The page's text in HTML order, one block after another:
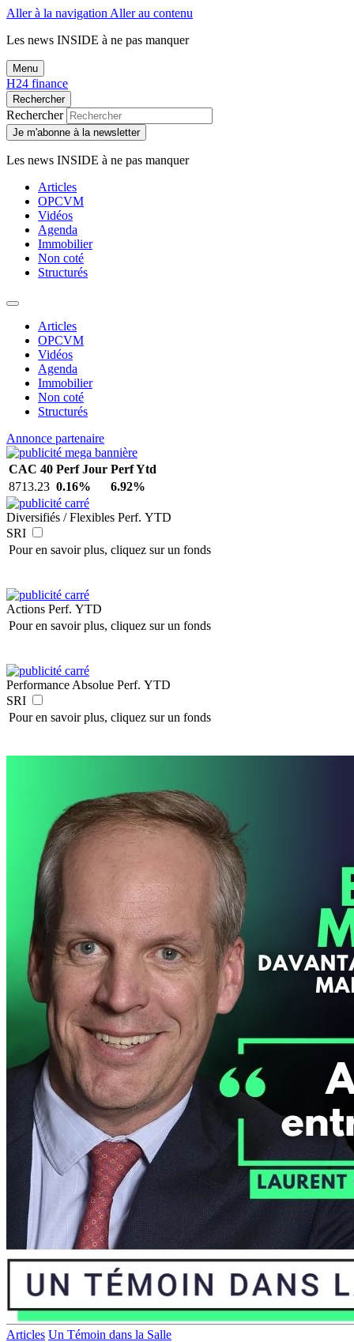
Aller à la navigation Aller au contenu
Les news INSIDE à ne pas manquer
Menu
H24 finance
Rechercher
Rechercher
Je m'abonne à la newsletter
Les news INSIDE à ne pas manquer
Articles
OPCVM
Vidéos
Agenda
Immobilier
Non coté
Structurés
Articles
OPCVM
Vidéos
Agenda
Immobilier
Non coté
Structurés
Annonce partenaire
CAC 40 Perf Jour Perf Ytd
8713.23 0.16% 6.92%
Diversifiés / Flexibles Perf. YTD
SRI
Pour en savoir plus, cliquez sur un fonds
Actions Perf. YTD
Pour en savoir plus, cliquez sur un fonds
Performance Absolue Perf. YTD
SRI
Pour en savoir plus, cliquez sur un fonds
Articles Un Témoin dans la Salle